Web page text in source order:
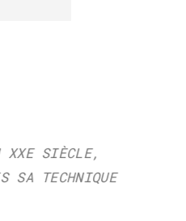
NOUS SOMMES
RICHESSES